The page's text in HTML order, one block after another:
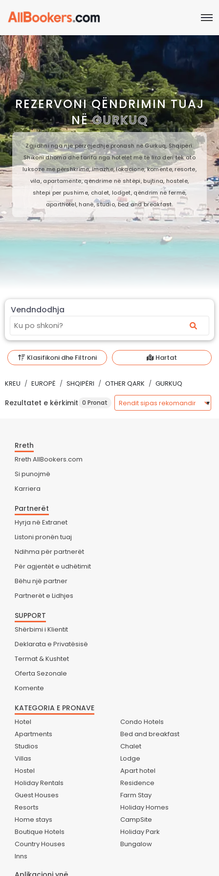
REZERVONI QËNDRIMIN TUAJ
NËGURKUQ
Zgjidhni nga një përzgjedhje pronash në Gurkuq, Shqipëri.
Shikoni dhoma dhe tarifa nga hotelet më të lira deri tek ato
luksoze me përshkrime, imazhe, lokacione, komente, resorte,
vila, apartamente, qëndrime në shtëpi, bujtina, hostele,
shtepi per pushime, chalet, lodget, qëndrim në fermë,
aparthotel, hanë, studio, bed and breakfast.
Vendndodhja
Klasifikoni dhe Filtroni Hartat
KREU EUROPË SHQIPËRI OTHER QARK GURKUQ
Rezultatet e kërkimit 0 Pronat
Rreth
Rreth AllBookers.com
Si punojmë
Karriera
Partnerët
Hyrja në Extranet
Listoni pronën tuaj
Ndihma për partnerët
Për agjentët e udhëtimit
Bëhu një partner
Partnerët e Lidhjes
SUPPORT
Shërbimi i Klientit
Deklarata e Privatësisë
Termat & Kushtet
Oferta Sezonale
Komente
KATEGORIA E PRONAVE
Hotel
Apartments
Studios
Villas
Hostel
Holiday Rentals
Guest Houses
Resorts
Home stays
Boutique Hotels
Country Houses
Inns
Condo Hotels
Bed and breakfast
Chalet
Lodge
Apart hotel
Residence
Farm Stay
Holiday Homes
CampSite
Holiday Park
Bungalow